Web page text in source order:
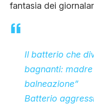
fantasia dei
Il batterio che
bagnanti:
balneazione”
Batterio